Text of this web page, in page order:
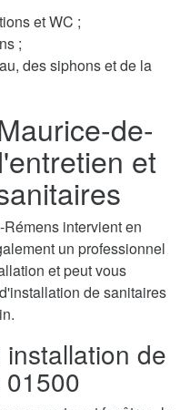
et WC ;
;
des siphons et de la
de-
et
intervient en
un professionnel
et peut vous
de sanitaires
de